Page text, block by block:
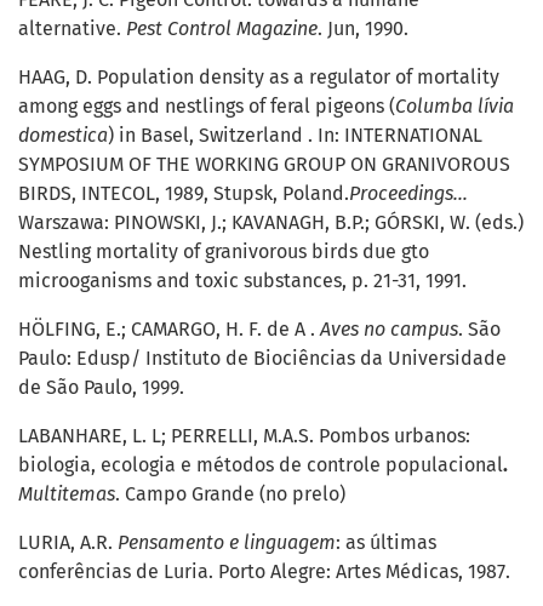
alternative. Pest Control Magazine. Jun, 1990.
HAAG, D. Population density as a regulator of mortality
among eggs and nestlings of feral pigeons (Columba lívia
domestica) in Basel, Switzerland . In: INTERNATIONAL
SYMPOSIUM OF THE WORKING GROUP ON GRANIVOROUS
BIRDS, INTECOL, 1989, Stupsk, Poland.Proceedings…
Warszawa: PINOWSKI, J.; KAVANAGH, B.P.; GÓRSKI, W. (eds.)
Nestling mortality of granivorous birds due gto
microoganisms and toxic substances, p. 21-31, 1991.
HÖLFING, E.; CAMARGO, H. F. de A .Aves no campus. São
Paulo: Edusp/ Instituto de Biociências da Universidade
de São Paulo, 1999.
LABANHARE, L. L; PERRELLI, M.A.S. Pombos urbanos:
biologia, ecologia e métodos de controle populacional.
Multitemas. Campo Grande (no prelo)
LURIA, A.R. Pensamento e linguagem: as últimas
conferências de Luria. Porto Alegre: Artes Médicas, 1987.